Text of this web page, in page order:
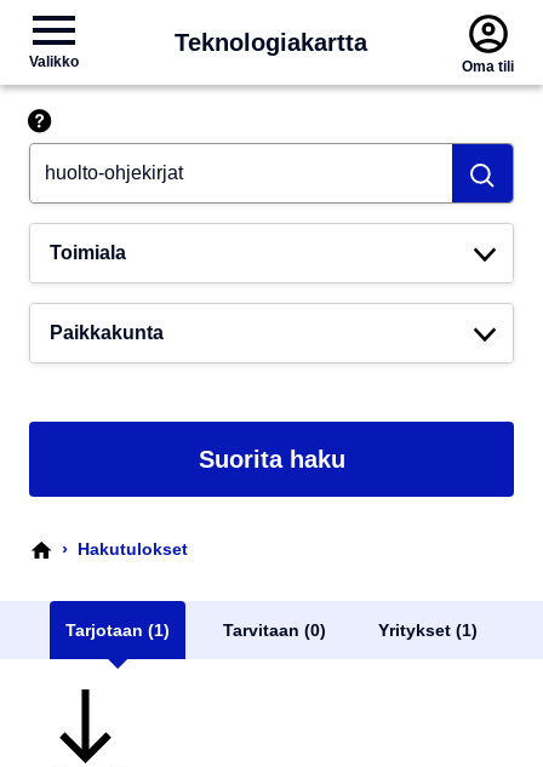
Valikko
Teknologiakartta
Oma tili
Suorita haku
› Hakutulokset
Tarjotaan (1) Tarvitaan (0) Yritykset (1)